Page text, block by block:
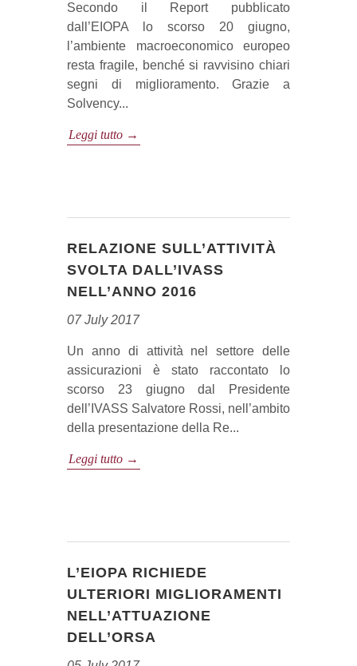
Secondo il Report pubblicato
dall’EIOPA lo scorso 20 giugno,
l’ambiente macroeconomico europeo
resta fragile, benché si ravvisino chiari
segni di miglioramento. Grazie a
Solvency...
Leggi tutto →
RELAZIONE SULL’ATTIVITÀ
SVOLTA DALL’IVASS
NELL’ANNO 2016
07 July 2017
Un anno di attività nel settore delle
assicurazioni è stato raccontato lo
scorso 23 giugno dal Presidente
dell’IVASS Salvatore Rossi, nell’ambito
della presentazione della Re...
Leggi tutto →
L’EIOPA RICHIEDE
ULTERIORI MIGLIORAMENTI
NELL’ATTUAZIONE
DELL’ORSA